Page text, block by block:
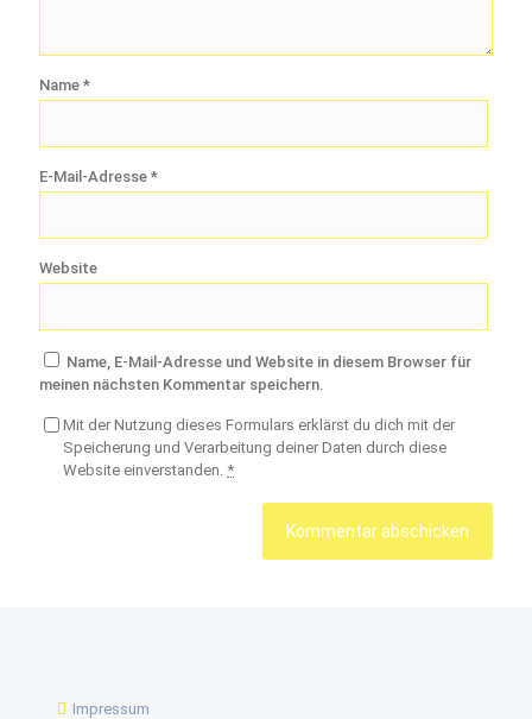
Name *
E-Mail-Adresse *
Website
Name, E-Mail-Adresse und Website in diesem Browser für
meinen nächsten Kommentar speichern.
Mit der Nutzung dieses Formulars erklärst du dich mit der
Speicherung und Verarbeitung deiner Daten durch diese
Website einverstanden. *
Impressum